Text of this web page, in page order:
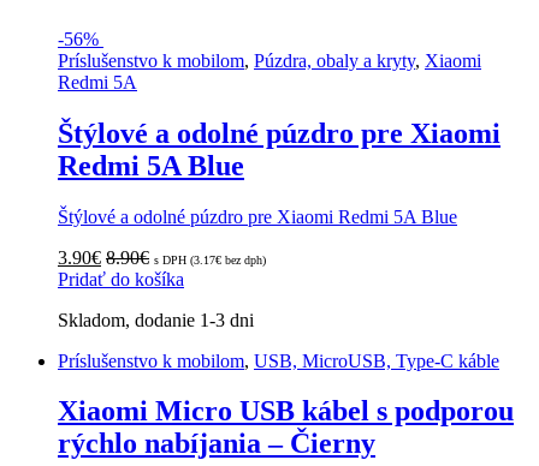
-56%
Príslušenstvo k mobilom, Púzdra, obaly a kryty, Xiaomi
Redmi 5A
Štýlové a odolné púzdro pre Xiaomi
Redmi 5A Blue
Štýlové a odolné púzdro pre Xiaomi Redmi 5A Blue
3.90€ 8.90€ s DPH (3.17€ bez dph)
Pridať do košíka
Skladom, dodanie 1-3 dni
Príslušenstvo k mobilom, USB, MicroUSB, Type-C káble
Xiaomi Micro USB kábel s podporou
rýchlo nabíjania – Čierny